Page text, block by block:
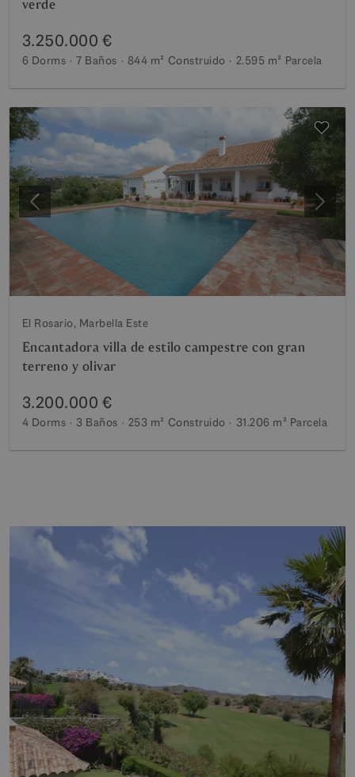
verde
3.250.000 €
6 Dorms 7 Baños 844 m² Construido 2.595 m² Parcela
Anterior
El Rosario, Marbella Este
Encantadora villa de estilo campestre con gran
terreno y olivar
3.200.000 €
4 Dorms 3 Baños 253 m² Construido 31.206 m² Parcela